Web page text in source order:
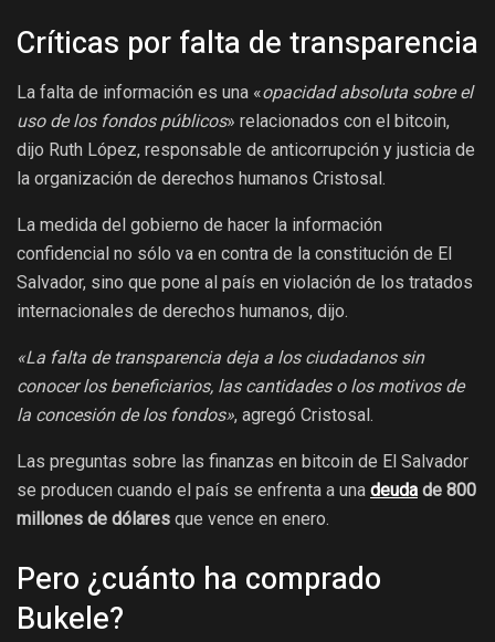
Críticas por falta de transparencia
La falta de información es una «opacidad absoluta sobre el
uso de los fondos públicos» relacionados con el bitcoin,
dijo Ruth López, responsable de anticorrupción y justicia de
la organización de derechos humanos Cristosal.
La medida del gobierno de hacer la información
confidencial no sólo va en contra de la constitución de El
Salvador, sino que pone al país en violación de los tratados
internacionales de derechos humanos, dijo.
«La falta de transparencia deja a los ciudadanos sin
conocer los beneficiarios, las cantidades o los motivos de
la concesión de los fondos», agregó Cristosal.
Las preguntas sobre las finanzas en bitcoin de El Salvador
se producen cuando el país se enfrenta a una deuda de 800
millones de dólares que vence en enero.
Pero ¿cuánto ha comprado
Bukele?